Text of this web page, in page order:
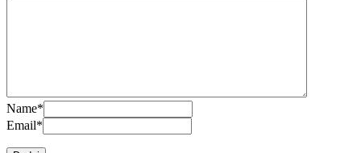
Name*
Email*